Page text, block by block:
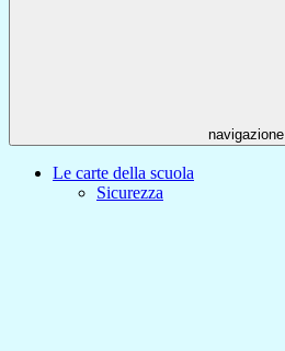
navigazione
Le carte della scuola
Sicurezza